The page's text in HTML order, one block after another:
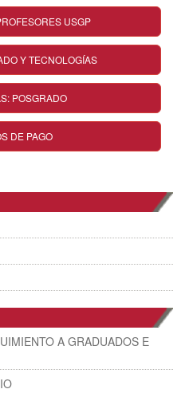
USGP
Y TECNOLOGÍAS
POSGRADO
DE PAGO
A GRADUADOS E